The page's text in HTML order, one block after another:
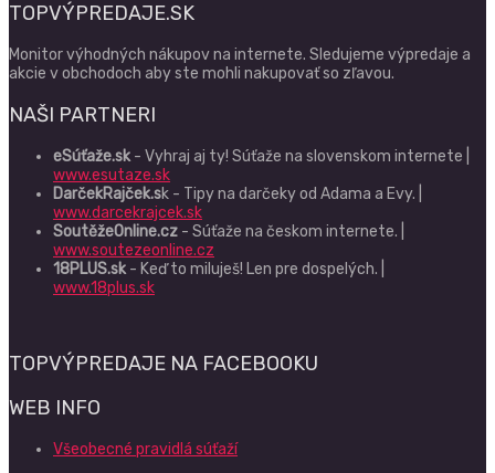
TOPVÝPREDAJE.SK
Monitor výhodných nákupov na internete. Sledujeme výpredaje a
akcie v obchodoch aby ste mohli nakupovať so zľavou.
NAŠI PARTNERI
eSúťaže.sk- Vyhraj aj ty! Súťaže na slovenskom internete |
www.esutaze.sk
DarčekRajček.sk - Tipy na darčeky od Adama a Evy. |
www.darcekrajcek.sk
SoutěžeOnline.cz - Súťaže na českom internete. |
www.soutezeonline.cz
18PLUS.sk- Keď to miluješ! Len pre dospelých. |
www.18plus.sk
TOPVÝPREDAJE NA FACEBOOKU
WEB INFO
Všeobecné pravidlá súťaží